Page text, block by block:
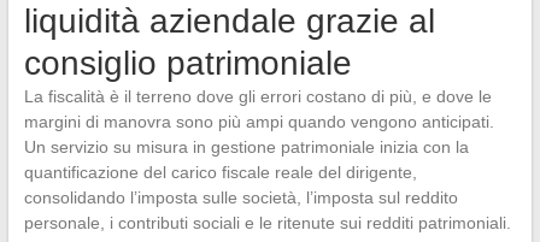
liquidità aziendale grazie al
consiglio patrimoniale
La fiscalità è il terreno dove gli errori costano di più, e dove le
margini di manovra sono più ampi quando vengono anticipati.
Un servizio su misura in gestione patrimoniale inizia con la
quantificazione del carico fiscale reale del dirigente,
consolidando l’imposta sulle società, l’imposta sul reddito
personale, i contributi sociali e le ritenute sui redditi patrimoniali.